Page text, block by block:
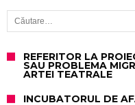
Caută după:
REFERITOR LA
SAU PROBLEMA
ARTEI TEATRALE
INCUBATORUL DE